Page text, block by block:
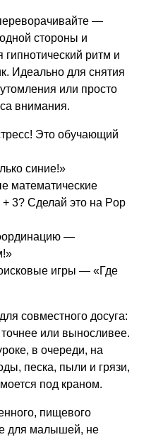
—
стороны и
гипнотический ритм и
Идеально для снятия
или просто
внимания.
Это обучающий
синие!»
математические
3? Сделай это на Pop
—
игры — «Где
совместного досуга:
или выносливее.
в очереди, на
песка, пыли и грязи,
под краном.
пищевого
для малышей, не